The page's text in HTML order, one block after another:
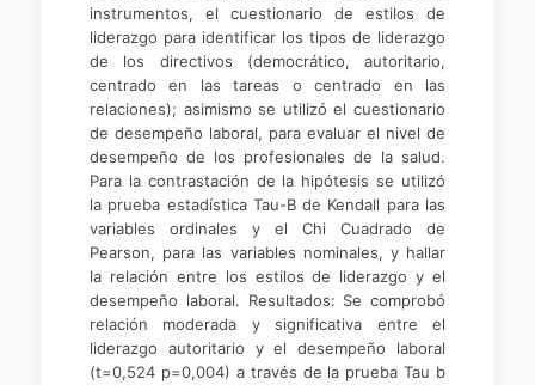
instrumentos, el cuestionario de estilos de
liderazgo para identificar los tipos de liderazgo
de los directivos (democrático, autoritario,
centrado en las tareas o centrado en las
relaciones); asimismo se utilizó el cuestionario
de desempeño laboral, para evaluar el nivel de
desempeño de los profesionales de la salud.
Para la contrastación de la hipótesis se utilizó
la prueba estadística Tau-B de Kendall para las
variables ordinales y el Chi Cuadrado de
Pearson, para las variables nominales, y hallar
la relación entre los estilos de liderazgo y el
desempeño laboral. Resultados: Se comprobó
relación moderada y significativa entre el
liderazgo autoritario y el desempeño laboral
(t=0,524 p=0,004) a través de la prueba Tau b